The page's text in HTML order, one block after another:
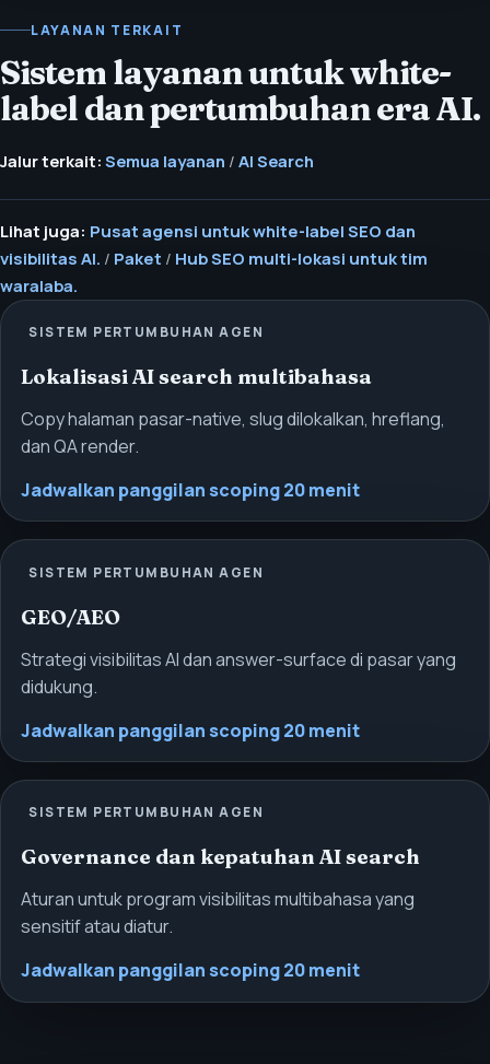
LAYANAN TERKAIT
Sistem layanan untuk white-
label dan pertumbuhan era AI.
Jalur terkait: Semua layanan / AI Search
Lihat juga: Pusat agensi untuk white-label SEO dan
visibilitas AI. / Paket / Hub SEO multi-lokasi untuk tim
waralaba.
SISTEM PERTUMBUHAN AGEN
Lokalisasi AI search multibahasa
Copy halaman pasar-native, slug dilokalkan, hreflang,
dan QA render.
Jadwalkan panggilan scoping 20 menit
SISTEM PERTUMBUHAN AGEN
GEO/AEO
Strategi visibilitas AI dan answer-surface di pasar yang
didukung.
Jadwalkan panggilan scoping 20 menit
SISTEM PERTUMBUHAN AGEN
Governance dan kepatuhan AI search
Aturan untuk program visibilitas multibahasa yang
sensitif atau diatur.
Jadwalkan panggilan scoping 20 menit